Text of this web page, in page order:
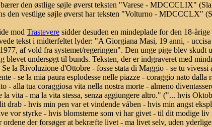
bærer den østlige søjle øverst teksten "Varese - MDCCCLIX"
den vestlige søjle øverst har teksten "Volturno -
mod Trastevere sidder desuden en mindeplade for den 18-
tekst i midterfeltet lyder: "A Giorgiana Masi, 19 anni, -
af vold fra systemet/regeringen". Den unge pige blev skudt
blevet undersøgt til bunds. Teksten, der er indgraveret med
la Rivoluzione d'Ottobre - fosse stata di Maggio - se tu
- se la mia paura esplodesse nelle piazze - coraggio nato
- alla tua coraggiosa vita nella nostra morte - almeno
la vita - ma la vita stessa, senza aggiungere altro." ("... hvis
drab - hvis min pen var et vindende våben - hvis min angst
vor styrke - hvis blomsterne som vi har givet - til dit modige
ordene der forsøger at bekræfte livet - ma livet selv, uden